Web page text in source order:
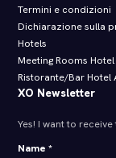
Termini e condizioni
Dichiarazione sulla
Hotels
Meeting Rooms
Ristorante/Bar Hotel
XO Newsletter
Yes! I want to
Name *